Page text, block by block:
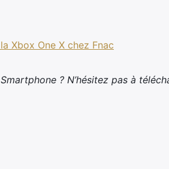
Xbox One X chez Fnac
? N’hésitez pas à